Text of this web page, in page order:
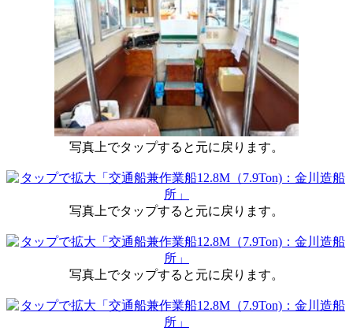
写真上でタップすると元に戻ります。
写真上でタップすると元に戻ります。
写真上でタップすると元に戻ります。